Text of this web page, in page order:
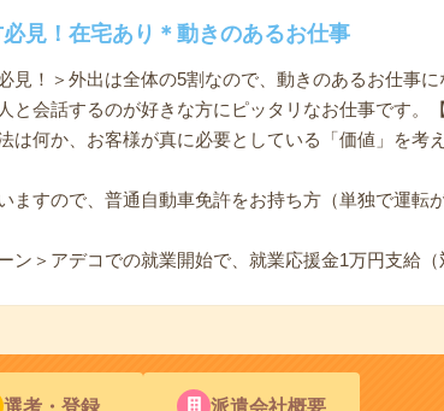
見！在宅あり＊動きのあるお仕事
見！＞外出は全体の5割なので、動きのあるお仕事
と会話するのが好きな方にピッタリなお仕事です。
は何か、お客様が真に必要としている「価値」を考
ますので、普通自動車免許をお持ち方（単独で運転
ン＞アデコでの就業開始で、就業応援金1万円支給（
選考・登録 派遣会社概要